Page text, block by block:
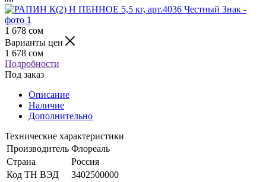
1 678 сом
Варианты цен
1 678 сом
Подробности
Под заказ
Описание
Наличие
Дополнительно
Технические характеристики
Производитель Флореаль
Страна
Россия
Код ТН ВЭД
3402500000